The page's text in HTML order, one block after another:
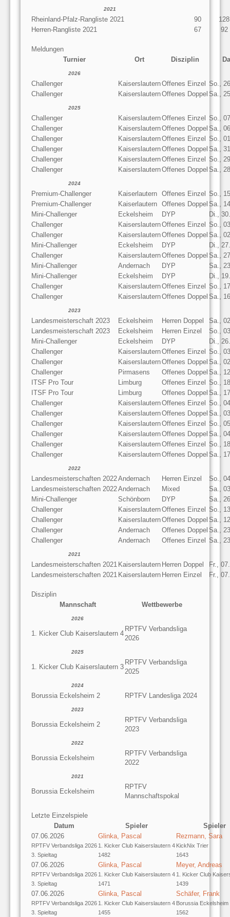
2021
Rheinland-Pfalz-Rangliste 2021 90
128
Herren-Rangliste 2021
67 92
Meldungen
Turnier
Ort Disziplin
2026
Challenger KaiserslauternOffenes Einzel So.,
Challenger
KaiserslauternOffenes Doppel Sa.,
2025
Challenger KaiserslauternOffenes Einzel So.,
Challenger
KaiserslauternOffenes Doppel Sa.,
Challenger
KaiserslauternOffenes Einzel So.,
Challenger
KaiserslauternOffenes Doppel Sa.,
Challenger
KaiserslauternOffenes Einzel So.,
Challenger
KaiserslauternOffenes Doppel Sa.,
2024
Premium-Challenger Kaiserlautern Offenes Einzel So.,
Premium-Challenger
Kaiserlautern Offenes Doppel Sa.,
Mini-Challenger
Eckelsheim DYP
Di.,
Challenger
KaiserslauternOffenes Einzel So.,
Challenger
KaiserslauternOffenes Doppel Sa.,
Mini-Challenger
Eckelsheim DYP
Di.,
Challenger
KaiserslauternOffenes Doppel Sa.,
Mini-Challenger
Andernach DYP
Sa.,
Mini-Challenger
Eckelsheim DYP
Di.,
Challenger
KaiserslauternOffenes Einzel So.,
Challenger
KaiserslauternOffenes Doppel Sa.,
2023
Landesmeisterschaft 2023 Eckelsheim Herren Doppel
Sa.,
Landesmeisterschaft 2023
Eckelsheim Herren Einzel
So.,
Mini-Challenger
Eckelsheim DYP
Di.,
Challenger
KaiserslauternOffenes Einzel So.,
Challenger
KaiserslauternOffenes Doppel Sa.,
Challenger
Pirmasens Offenes Doppel Sa.,
ITSF Pro Tour
Limburg Offenes Einzel So.,
ITSF Pro Tour
Limburg Offenes Doppel Sa.,
Challenger
KaiserslauternOffenes Einzel So.,
Challenger
KaiserslauternOffenes Doppel Sa.,
Challenger
KaiserslauternOffenes Einzel So.,
Challenger
KaiserslauternOffenes Doppel Sa.,
Challenger
KaiserslauternOffenes Einzel So.,
Challenger
KaiserslauternOffenes Doppel Sa.,
2022
Landesmeisterschaften 2022Andernach Herren Einzel
So.,
Landesmeisterschaften 2022Andernach Mixed
Sa.,
Mini-Challenger
Schönborn DYP
Sa.,
Challenger
KaiserslauternOffenes Einzel So.,
Challenger
KaiserslauternOffenes Doppel Sa.,
Challenger
Andernach Offenes Doppel Sa.,
Challenger
Andernach Offenes Einzel Sa.,
2021
Landesmeisterschaften 2021 Kaiserslautern Herren Doppel
Fr.,
Landesmeisterschaften 2021 Kaiserslautern Herren Einzel Fr.,
Disziplin
Mannschaft
Wettbewerbe
2026
1. Kicker Club Kaiserslautern 4
RPTFV Verbandsliga
2026
2025
1. Kicker Club Kaiserslautern 3
RPTFV Verbandsliga
2025
2024
Borussia Eckelsheim 2 RPTFV Landesliga 2024
2023
Borussia Eckelsheim 2
RPTFV Verbandsliga
2023
2022
Borussia Eckelsheim
RPTFV Verbandsliga
2022
2021
Borussia Eckelsheim
RPTFV
Mannschaftspokal
Letzte Einzelspiele
Datum
Spieler
Spieler
07.06.2026
RPTFV Verbandsliga 2026
3. Spieltag
Glinka, Pascal
1. Kicker Club Kaiserslautern 4
1482
Rezmann, Sara
KickNix Trier
1643
07.06.2026
RPTFV Verbandsliga 2026
3. Spieltag
Glinka, Pascal
1. Kicker Club Kaiserslautern 4
1471
Meyer, Andreas
1. Kicker Club
1439
07.06.2026
RPTFV Verbandsliga 2026
3. Spieltag
Glinka, Pascal
1. Kicker Club Kaiserslautern 4
1455
Schäfer, Frank
Borussia Eckelsheim
1562